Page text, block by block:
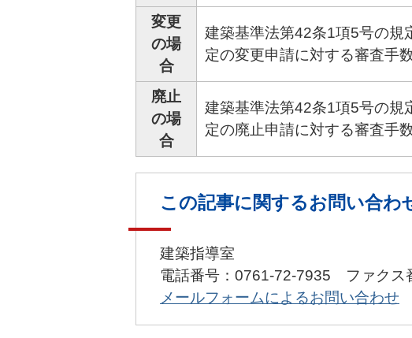
変更
の場
合
建築基準法第42条1項5号の規
定の変更申請に対する審査手
廃止
の場
合
建築基準法第42条1項5号の規
定の廃止申請に対する審査手
この記事に関するお問い合わ
建築指導室
電話番号：0761-72-7935 ファクス
メールフォームによるお問い合わせ